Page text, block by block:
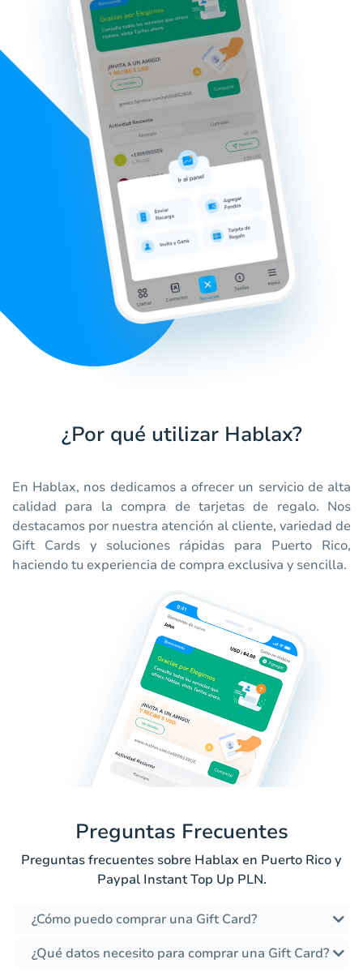
¿Por qué utilizar Hablax?
En Hablax, nos dedicamos a ofrecer un servicio de alta
calidad para la compra de tarjetas de regalo. Nos
destacamos por nuestra atención al cliente, variedad de
Gift Cards y soluciones rápidas para Puerto Rico,
haciendo tu experiencia de compra exclusiva y sencilla.
Preguntas Frecuentes
Preguntas frecuentes sobre Hablax en Puerto Rico y
Paypal Instant Top Up PLN.
¿Cómo puedo comprar una Gift Card?
¿Qué datos necesito para comprar una Gift Card?